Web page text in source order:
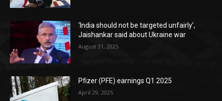
‘India should not be targeted unfairly’,
Jaishankar said about Ukraine war
August 31, 2025
Pfizer (PFE) earnings Q1 2025
April 29, 2025